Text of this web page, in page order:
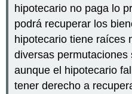
hipotecario no paga lo
podrá recuperar los
hipotecario tiene raíces
diversas
aunque el hipotecario
tener derecho a